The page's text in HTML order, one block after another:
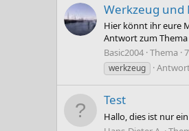
Werkzeug und
Hier könnt ihr eure
Antwort zum
Basic2004 Thema
werkzeug
Test
Hallo, dies ist nur